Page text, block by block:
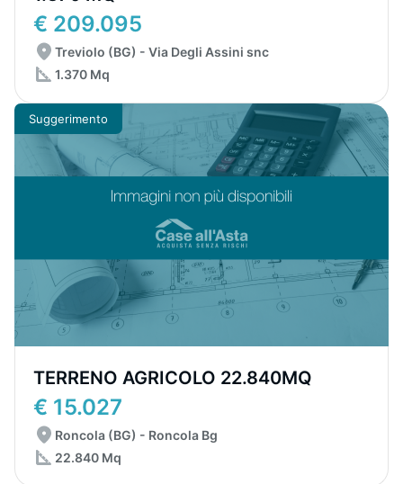
€ 209.095
Treviolo (BG) - Via Degli Assini snc
1.370 Mq
Suggerimento
TERRENO AGRICOLO 22.840MQ
€ 15.027
Roncola (BG) - Roncola Bg
22.840 Mq